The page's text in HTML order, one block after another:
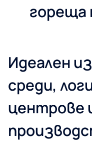
гореща
Идеален
среди,
центрове